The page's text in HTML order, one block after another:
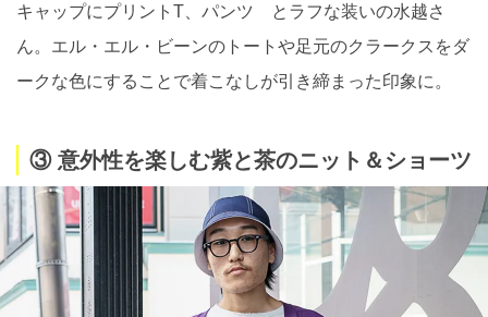
キャップにプリントT、パンツ とラフな装いの水越さ
ん。エル・エル・ビーンのトートや足元のクラークスをダ
ークな色にすることで着こなしが引き締まった印象に。
③ 意外性を楽しむ紫と茶のニット＆ショーツ